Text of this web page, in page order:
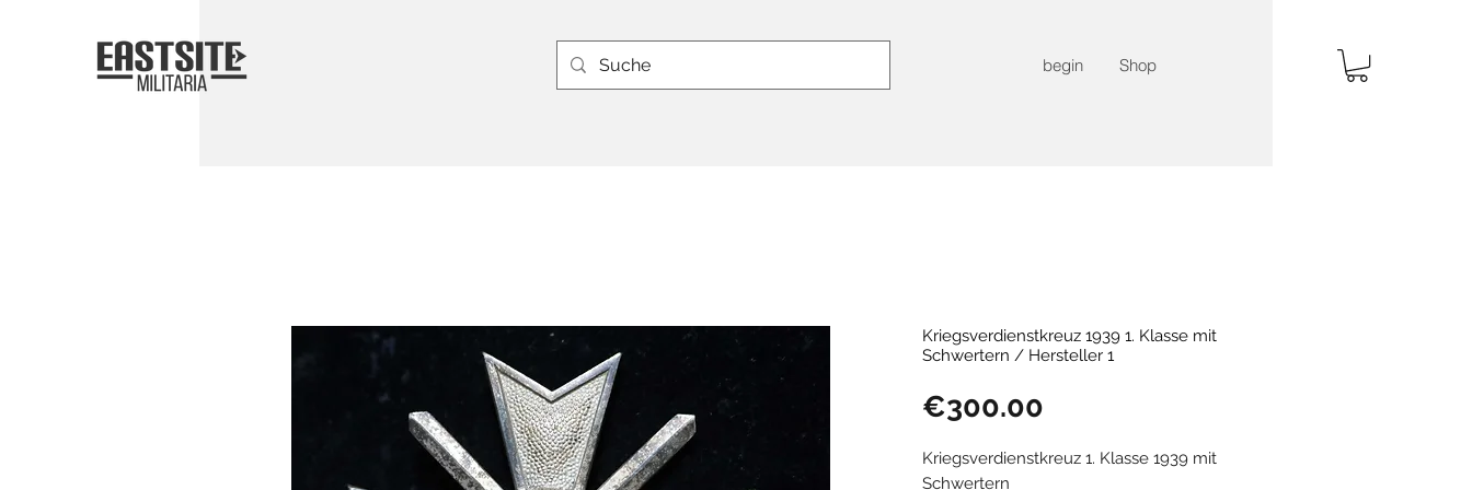
begin Shop
Kriegsverdienstkreuz 1939 1. Klasse mit
Schwertern / Hersteller 1
€300.00
Kriegsverdienstkreuz 1. Klasse 1939 mit
Schwertern